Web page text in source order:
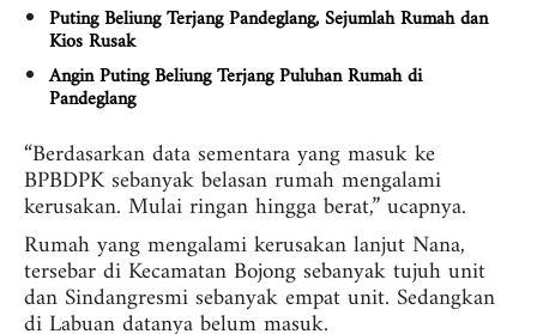
Puting Beliung Terjang Pandeglang, Sejumlah Rumah dan
Kios Rusak
Angin Puting Beliung Terjang Puluhan Rumah di
Pandeglang
“Berdasarkan data sementara yang masuk ke
BPBDPK sebanyak belasan rumah mengalami
kerusakan. Mulai ringan hingga berat,” ucapnya.
Rumah yang mengalami kerusakan lanjut Nana,
tersebar di Kecamatan Bojong sebanyak tujuh unit
dan Sindangresmi sebanyak empat unit. Sedangkan
di Labuan datanya belum masuk.